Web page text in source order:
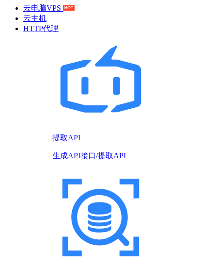
云电脑VPS
云主机
HTTP代理
提取API
生成API接口/提取API